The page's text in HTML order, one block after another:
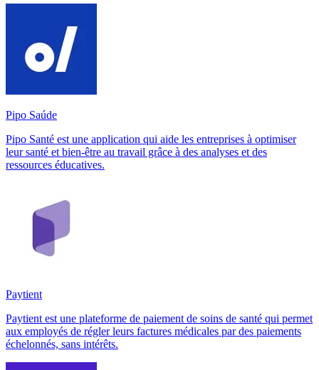
Pipo Saúde
Pipo Santé est une application qui aide les entreprises à optimiser
leur santé et bien-être au travail grâce à des analyses et des
ressources éducatives.
Paytient
Paytient est une plateforme de paiement de soins de santé qui permet
aux employés de régler leurs factures médicales par des paiements
échelonnés, sans intérêts.